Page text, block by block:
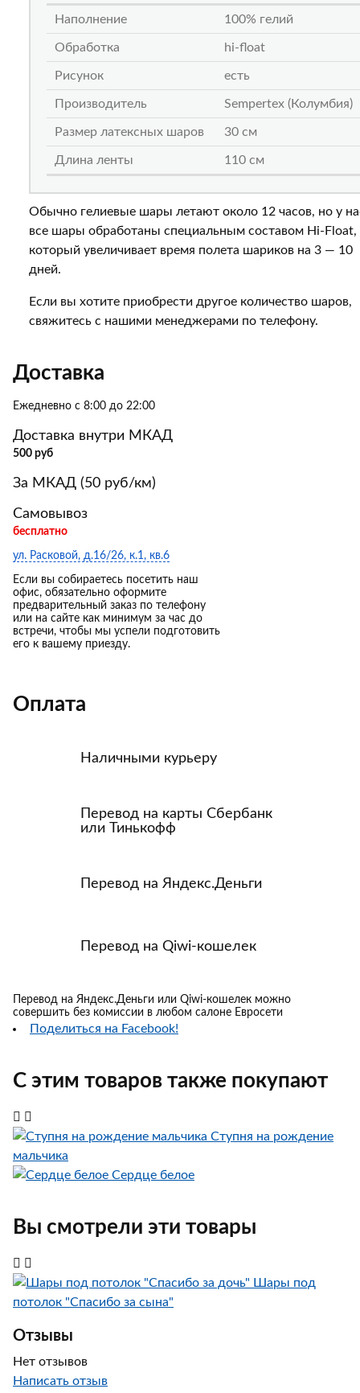
Наполнение 100% гелий
Обработка hi-float
Рисунок есть
Производитель Sempertex (Колумбия)
Размер латексных шаров 30 см
Длина ленты 110 см
Обычно гелиевые шары летают около 12 часов, но у
все шары обработаны специальным составом Hi-Float,
который увеличивает время полета шариков на 3 — 10
дней.
Если вы хотите приобрести другое количество шаров,
свяжитесь с нашими менеджерами по телефону.
Доставка
Ежедневно с 8:00 до 22:00
Доставка внутри МКАД
500 руб
За МКАД (50 руб/км)
Самовывоз
бесплатно
ул. Расковой, д.16/26, к.1, кв.6
Если вы собираетесь посетить наш
офис, обязательно оформите
предварительный заказ по телефону
или на сайте как минимум за час до
встречи, чтобы мы успели подготовить
его к вашему приезду.
Оплата
Наличными курьеру
Перевод на карты Сбербанк
или Тинькофф
Перевод на Яндекс.Деньги
Перевод на Qiwi-кошелек
Перевод на Яндекс.Деньги или Qiwi-кошелек можно
совершить без комиссии в любом салоне Евросети
Поделиться на Facebook!
С этим товаров также покупают
Ступня на рождение
мальчика
Сердце белое
Вы смотрели эти товары
Шары под
потолок "Спасибо за сына"
Отзывы
Нет отзывов
Написать отзыв